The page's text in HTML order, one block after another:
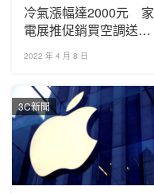
冷氣漲幅達2000元 家
電展推促銷買空調送微
波爐、空氣清淨機
2022 年 4 月 8 日
3C新聞